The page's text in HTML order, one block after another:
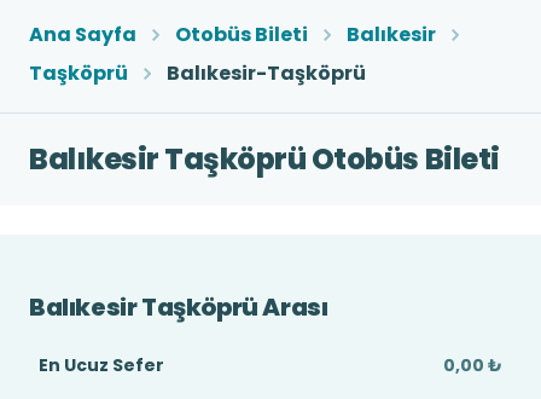
Ana Sayfa Otobüs Bileti
Balıkesir
Taşköprü
Balıkesir-Taşköprü
Balıkesir Taşköprü Otobüs Bileti
Balıkesir Taşköprü Arası
En Ucuz Sefer
0,00 ₺